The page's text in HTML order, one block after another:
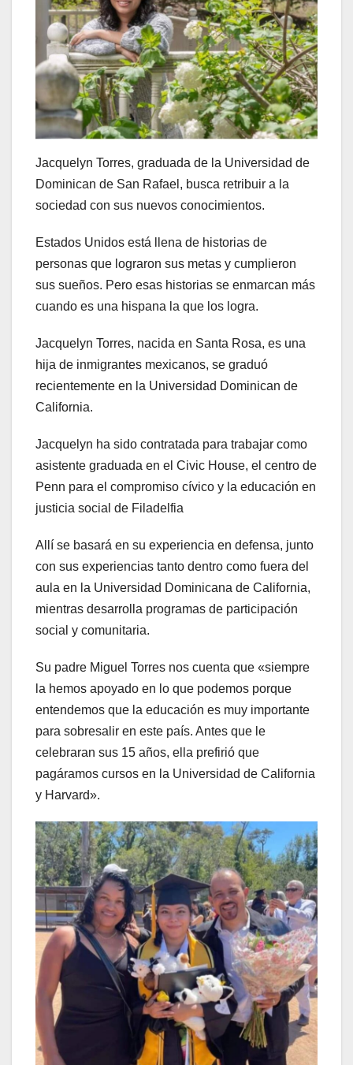
Jacquelyn Torres, graduada de la Universidad de
Dominican de San Rafael, busca retribuir a la
sociedad con sus nuevos conocimientos.
Estados Unidos está llena de historias de
personas que lograron sus metas y cumplieron
sus sueños. Pero esas historias se enmarcan más
cuando es una hispana la que los logra.
Jacquelyn Torres, nacida en Santa Rosa, es una
hija de inmigrantes mexicanos, se graduó
recientemente en la Universidad Dominican de
California.
Jacquelyn ha sido contratada para trabajar como
asistente graduada en el Civic House, el centro de
Penn para el compromiso cívico y la educación en
justicia social de Filadelfia
Allí se basará en su experiencia en defensa, junto
con sus experiencias tanto dentro como fuera del
aula en la Universidad Dominicana de California,
mientras desarrolla programas de participación
social y comunitaria.
Su padre Miguel Torres nos cuenta que «siempre
la hemos apoyado en lo que podemos porque
entendemos que la educación es muy importante
para sobresalir en este país. Antes que le
celebraran sus 15 años, ella prefirió que
pagáramos cursos en la Universidad de California
y Harvard».